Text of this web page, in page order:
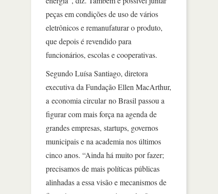
peças em condições de uso de vários
eletrônicos e remanufaturar o produto,
que depois é revendido para
funcionários, escolas e cooperativas.
Segundo Luísa Santiago, diretora
executiva da Fundação Ellen MacArthur,
a economia circular no Brasil passou a
figurar com mais força na agenda de
grandes empresas, startups, governos
municipais e na academia nos últimos
cinco anos. “Ainda há muito por fazer;
precisamos de mais políticas públicas
alinhadas a essa visão e mecanismos de